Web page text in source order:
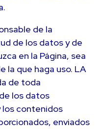
de la
de los datos y de
en la Página, sea
la que haga uso. LA
de toda
los datos
los contenidos
enviados